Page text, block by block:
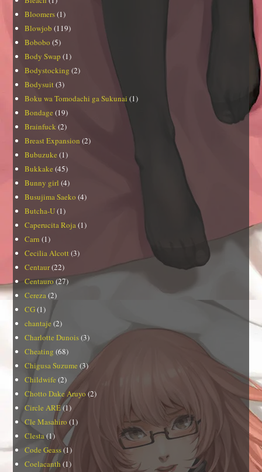
Bloomers(1)
Blowjob (119)
Bobobo (5)
Body Swap (1)
Bodystocking (2)
Bodysuit (3)
Boku wa Tomodachi ga Sukunai (1)
Bondage (19)
Brainfuck (2)
Breast Expansion (2)
Bubuzuke (1)
Bukkake (45)
Bunny girl (4)
Busujima Saeko (4)
Butcha-U(1)
Caperucita Roja(1)
Carn (1)
Cecilia Alcott (3)
Centaur(22)
Centauro (27)
Cereza(2)
CG(1)
chantaje (2)
Charlotte Dunois(3)
Cheating (68)
Chigusa Suzume (3)
Childwife (2)
Chotto Dake Aruyo (2)
Circle ARE(1)
Cle Masahiro (1)
Clesta(1)
Code Geass(1)
Coelacanth (1)